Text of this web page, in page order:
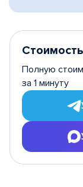
Полную
за 1 минуту